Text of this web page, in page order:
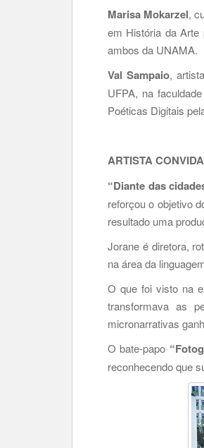
Marisa Mokarzel,
em História da Arte
ambos da UNAMA.
Val Sampaio,
UFPA, na
Poéticas Digitais
ARTISTA
“Diante das
reforçou o objetivo
resultado uma
Jorane é diretora,
na área da
O que foi visto na
transformava as
micronarrativas
O bate-papo
reconhecendo que